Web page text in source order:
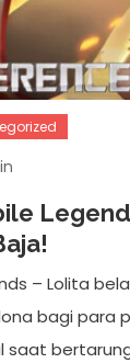
– Lolita
bagi para
saat